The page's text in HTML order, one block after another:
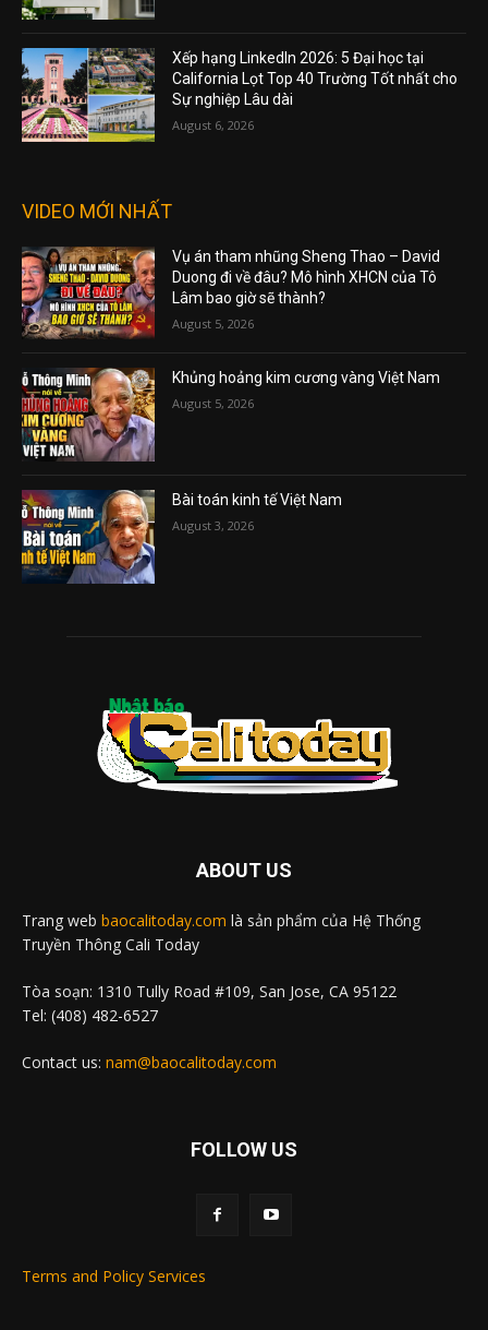
Xếp hạng LinkedIn 2026: 5 Đại học tại
California Lọt Top 40 Trường Tốt nhất cho
Sự nghiệp Lâu dài
August 6, 2026
VIDEO MỚI NHẤT
Vụ án tham nhũng Sheng Thao – David
Duong đi về đâu? Mô hình XHCN của Tô
Lâm bao giờ sẽ thành?
August 5, 2026
Khủng hoảng kim cương vàng Việt Nam
August 5, 2026
Bài toán kinh tế Việt Nam
August 3, 2026
ABOUT US
Trang web baocalitoday.com là sản phẩm của Hệ Thống
Truyền Thông Cali Today
Tòa soạn: 1310 Tully Road #109, San Jose, CA 95122
Tel: (408) 482-6527
Contact us: nam@baocalitoday.com
FOLLOW US
Terms and Policy Services